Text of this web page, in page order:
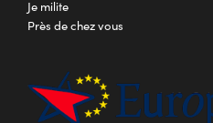
Je milite
Près de chez vous